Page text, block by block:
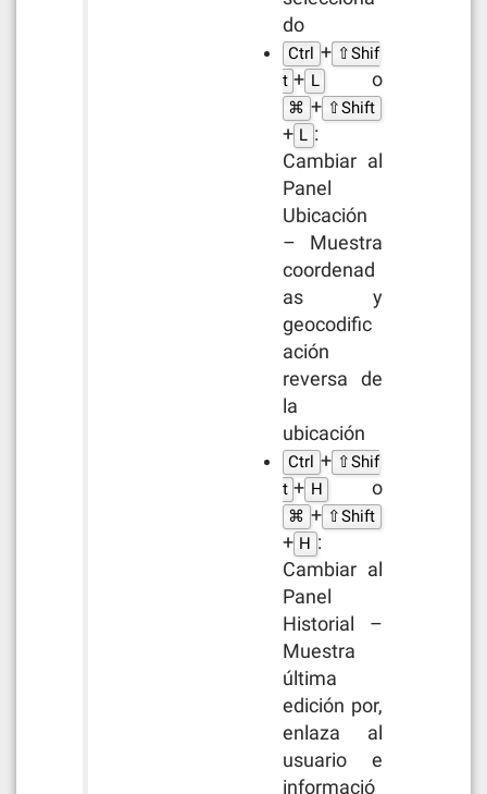
do
Ctrl + ⇧Shif
t + L o
⌘ + ⇧Shift
+ L :
Cambiar al
Panel
Ubicación
– Muestra
coordenad
as y
geocodific
ación
reversa de
la
ubicación
Ctrl + ⇧Shif
t + H o
⌘ + ⇧Shift
+ H :
Cambiar al
Panel
Historial –
Muestra
última
edición por,
enlaza al
usuario e
informació